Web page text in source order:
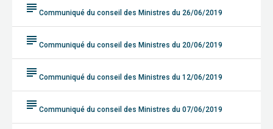
subject Communiqué du conseil des Ministres du 26/06/2019
subject Communiqué du conseil des Ministres du 20/06/2019
subject Communiqué du conseil des Ministres du 12/06/2019
subject Communiqué du conseil des Ministres du 07/06/2019